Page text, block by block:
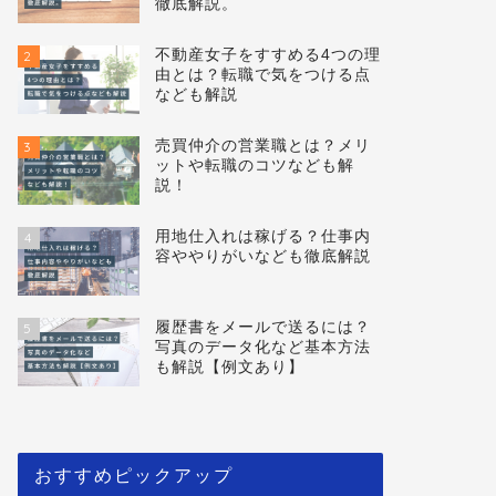
徹底解説。
2
不動産女子をすすめる4つの理
由とは？転職で気をつける点
なども解説
3
売買仲介の営業職とは？メリ
ットや転職のコツなども解
説！
4
用地仕入れは稼げる？仕事内
容ややりがいなども徹底解説
5
履歴書をメールで送るには？
写真のデータ化など基本方法
も解説【例文あり】
おすすめピックアップ